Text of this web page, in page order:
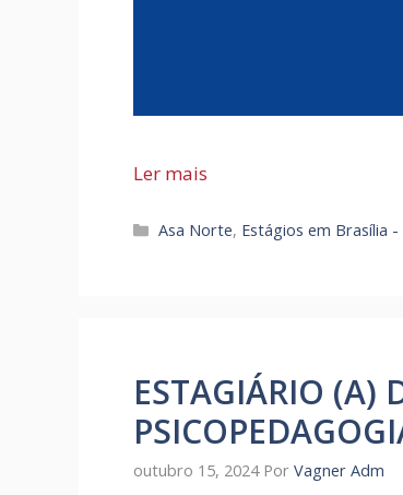
Ler mais
Categorias
Asa Norte, Estágios em Brasília -
ESTAGIÁRIO (A)
outubro 15, 2024 Por Vagner Adm